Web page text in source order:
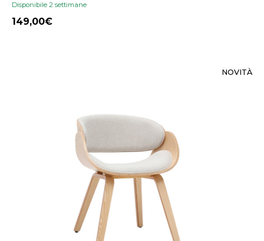
Disponibile 2 settimane
149,00
NOVITÀ